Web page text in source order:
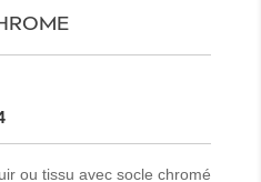
ou tissu avec socle chromé